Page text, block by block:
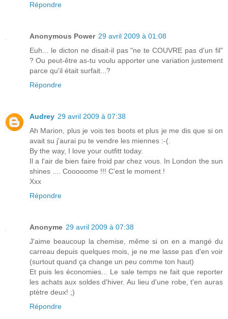
Répondre
Anonymous Power 29 avril 2009 à 01:08
Euh... le dicton ne disait-il pas "ne te COUVRE pas d'un fil"
? Ou peut-être as-tu voulu apporter une variation justement
parce qu'il était surfait...?
Répondre
Audrey 29 avril 2009 à 07:38
Ah Marion, plus je vois tes boots et plus je me dis que si on
avait su j'aurai pu te vendre les miennes :-(.
By the way, I love your outfitt today.
Il a l'air de bien faire froid par chez vous. In London the sun
shines .... Cooooome !!! C'est le moment !
Xxx
Répondre
Anonyme 29 avril 2009 à 07:38
J'aime beaucoup la chemise, même si on en a mangé du
carreau depuis quelques mois, je ne me lasse pas d'en voir
(surtout quand ça change un peu comme ton haut)
Et puis les économies... Le sale temps ne fait que reporter
les achats aux soldes d'hiver. Au lieu d'une robe, t'en auras
ptètre deux! ;)
Répondre